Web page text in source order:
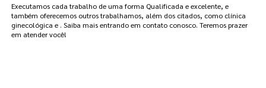
Executamos cada trabalho de uma forma Qualificada e excelente, e
também oferecemos outros trabalhamos, além dos citados, como clínica
ginecológica e . Saiba mais entrando em contato conosco. Teremos prazer
em atender você!